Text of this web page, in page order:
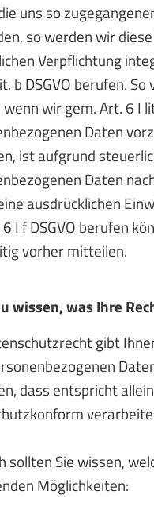
uns so
so werden wir
Verpflichtung
b DSGVO berufen.
wenn wir gem. Art. 6 I
Daten
ist aufgrund
Daten
ausdrücklichen
I f DSGVO berufen
vorher mitteilen.
wissen, was Ihre
gibt
dass entspricht
sollten Sie wissen,
Möglichkeiten: